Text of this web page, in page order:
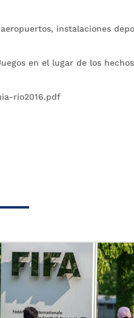
instalaciones
en el lugar de los
rio2016.pdf